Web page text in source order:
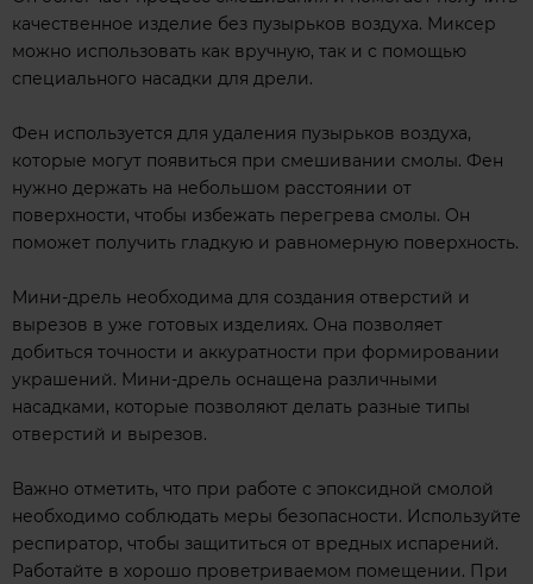
качественное изделие без пузырьков воздуха. Миксер
можно использовать как вручную, так и с помощью
специального насадки для дрели.
Фен используется для удаления пузырьков воздуха,
которые могут появиться при смешивании смолы. Фен
нужно держать на небольшом расстоянии от
поверхности, чтобы избежать перегрева смолы. Он
поможет получить гладкую и равномерную поверхность.
Мини-дрель необходима для создания отверстий и
вырезов в уже готовых изделиях. Она позволяет
добиться точности и аккуратности при формировании
украшений. Мини-дрель оснащена различными
насадками, которые позволяют делать разные типы
отверстий и вырезов.
Важно отметить, что при работе с эпоксидной смолой
необходимо соблюдать меры безопасности. Используйте
респиратор, чтобы защититься от вредных испарений.
Работайте в хорошо проветриваемом помещении. При